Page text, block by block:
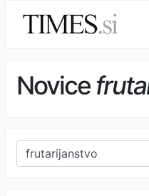
Novice